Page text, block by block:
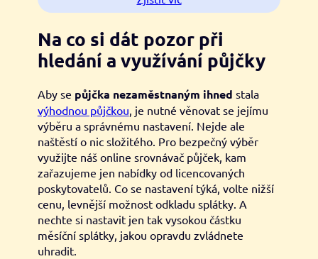
Na co si dát pozor při
hledání a využívání půjčky
Aby se půjčka nezaměstnaným ihned stala
výhodnou půjčkou, je nutné věnovat se jejímu
výběru a správnému nastavení. Nejde ale
naštěstí o nic složitého. Pro bezpečný výběr
využijte náš online srovnávač půjček, kam
zařazujeme jen nabídky od licencovaných
poskytovatelů. Co se nastavení týká, volte nižší
cenu, levnější možnost odkladu splátky. A
nechte si nastavit jen tak vysokou částku
měsíční splátky, jakou opravdu zvládnete
uhradit.